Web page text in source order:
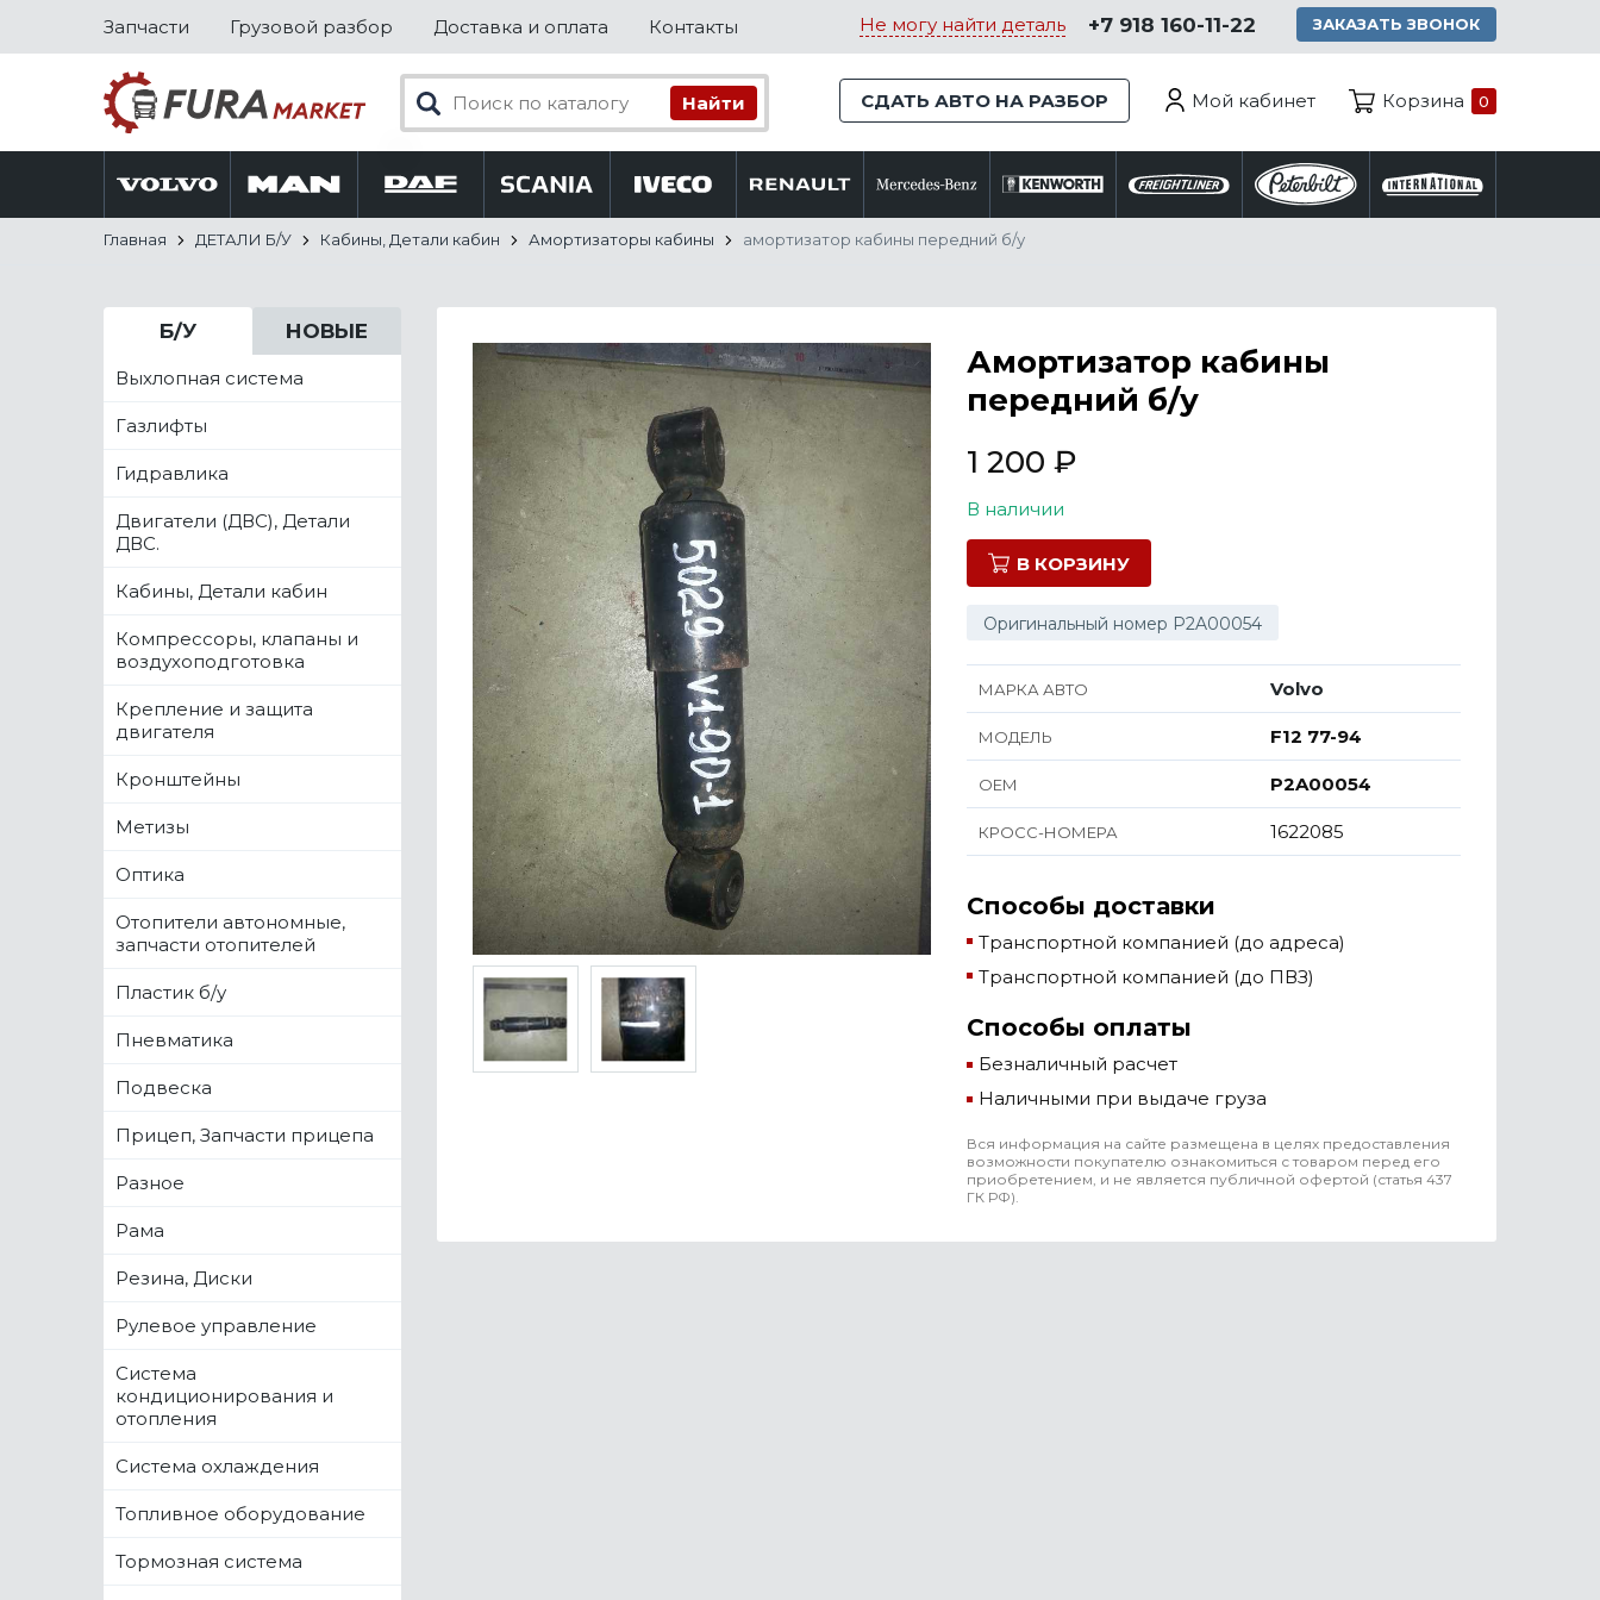
Запчасти Грузовой разбор Доставка и оплата Контакты Не могу найти деталь +7 918 160-11-22 ЗАКАЗАТЬ ЗВОНОК
СДАТЬ АВТО НА РАЗБОР Мой кабинет Корзина 0
Главная ДЕТАЛИ Б/У Кабины, Детали кабин Амортизаторы кабины амортизатор кабины передний б/у
Б/У НОВЫЕ
Выхлопная система
Газлифты
Гидравлика
Двигатели (ДВС), Детали
ДВС.
Кабины, Детали кабин
Компрессоры, клапаны и
воздухоподготовка
Крепление и защита
двигателя
Кронштейны
Метизы
Оптика
Отопители автономные,
запчасти отопителей
Пластик б/у
Пневматика
Подвеска
Прицеп, Запчасти прицепа
Разное
Рама
Резина, Диски
Рулевое управление
Система
кондиционирования и
отопления
Система охлаждения
Топливное оборудование
Тормозная система
Амортизатор кабины
передний б/у
1 200 ₽
В наличии
В КОРЗИНУ
Оригинальный номер P2A00054
МАРКА АВТО Volvo
МОДЕЛЬ F12 77-94
ОЕМ P2A00054
КРОСС-НОМЕРА 1622085
Способы доставки
Транспортной компанией (до адреса)
Транспортной компанией (до ПВЗ)
Способы оплаты
Безналичный расчет
Наличными при выдаче груза
Вся информация на сайте размещена в целях предоставления
возможности покупателю ознакомиться с товаром перед его
приобретением, и не является публичной офертой (статья 437
ГК РФ).